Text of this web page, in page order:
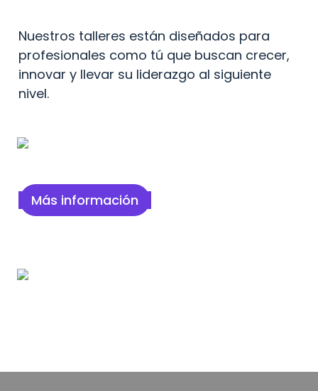
Nuestros talleres están diseñados para
profesionales como tú que buscan crecer,
innovar y llevar su liderazgo al siguiente
nivel.
Más información